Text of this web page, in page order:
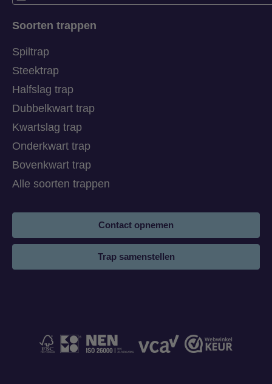
Soorten trappen
Spiltrap
Steektrap
Halfslag trap
Dubbelkwart trap
Kwartslag trap
Onderkwart trap
Bovenkwart trap
Alle soorten trappen
Contact opnemen
Trap samenstellen